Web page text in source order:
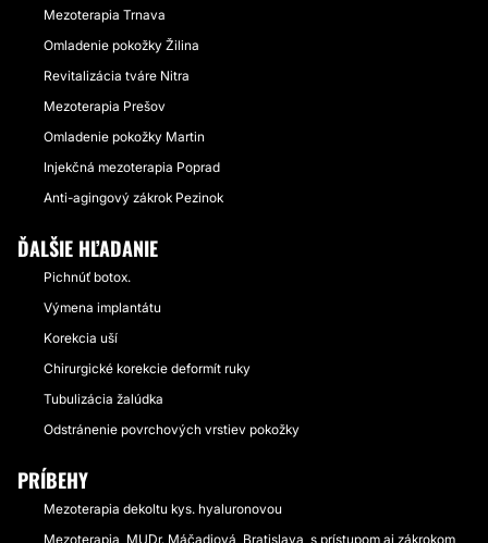
Mezoterapia Trnava
Omladenie pokožky Žilina
Revitalizácia tváre Nitra
Mezoterapia Prešov
Omladenie pokožky Martin
Injekčná mezoterapia Poprad
Anti-agingový zákrok Pezinok
ĎALŠIE HĽADANIE
Pichnúť botox.
Výmena implantátu
Korekcia uší
Chirurgické korekcie deformít ruky
Tubulizácia žalúdka
Odstránenie povrchových vrstiev pokožky
PRÍBEHY
Mezoterapia dekoltu kys. hyaluronovou
Mezoterapia, MUDr. Máčadiová, Bratislava, s prístupom aj zákrokom